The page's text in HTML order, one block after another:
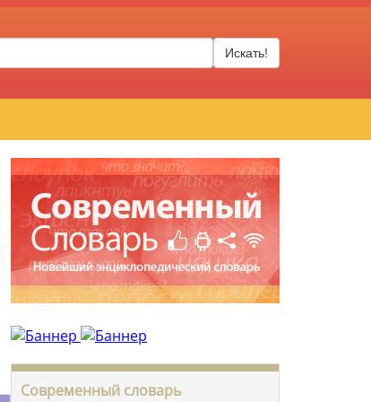
Искать!
Современный словарь